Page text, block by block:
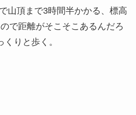
山頂まで3時間半かかる、標高
で距離がそこそこあるんだろ
りと歩く。